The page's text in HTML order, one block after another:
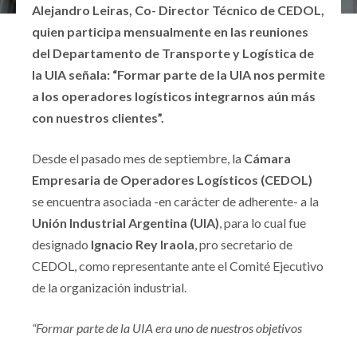
Alejandro Leiras, Co- Director Técnico de CEDOL,
quien participa mensualmente en las reuniones
del Departamento de Transporte y Logística de
la UIA señala: “Formar parte de la UIA nos permite
a los operadores logísticos integrarnos aún más
con nuestros clientes”.
Desde el pasado mes de septiembre, la Cámara
Empresaria de Operadores Logísticos (CEDOL)
se encuentra asociada -en carácter de adherente- a la
Unión Industrial Argentina (UIA), para lo cual fue
designado Ignacio Rey Iraola, pro secretario de
CEDOL, como representante ante el Comité Ejecutivo
de la organización industrial.
“Formar parte de la UIA era uno de nuestros objetivos